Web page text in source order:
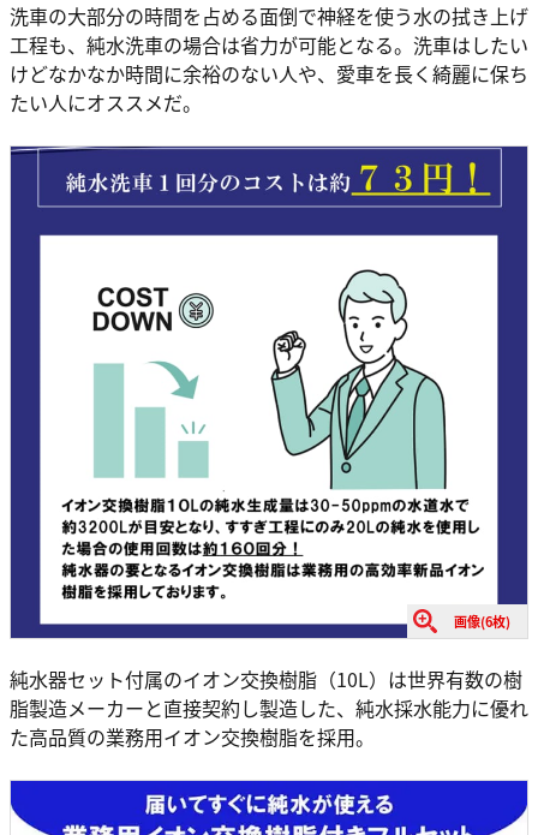
洗車の大部分の時間を占める面倒で神経を使う水の拭き上げ
工程も、純水洗車の場合は省力が可能となる。洗車はしたい
けどなかなか時間に余裕のない人や、愛車を長く綺麗に保ち
たい人にオススメだ。
画像(6枚)
純水器セット付属のイオン交換樹脂（10L）は世界有数の樹
脂製造メーカーと直接契約し製造した、純水採水能力に優れ
た高品質の業務用イオン交換樹脂を採用。